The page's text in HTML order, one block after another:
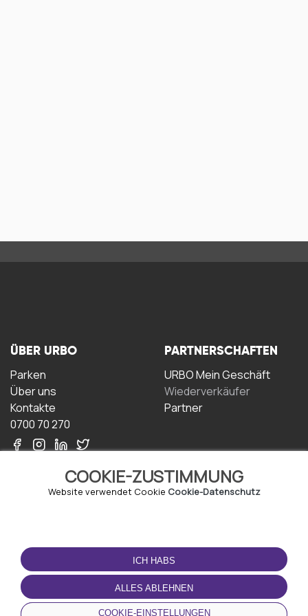
COOKIE-ZUSTIMMUNG
Website verwendet Cookie Cookie-Datenschutz
ICH HABS
ALLES ABLEHNEN
COOKIE-EINSTELLUNGEN
ÜBER URBO
Parken
Über uns
Kontakte
0700 70 270
PARTNERSCHAFTEN
URBO Mein Geschäft
Wiederverkäufer
Partner
NUTZUNGSBEDINGUNGEN
Geschäftsbedingungen
Datenschutz-
Bestimmungen
Cookie-Richtlinie
LADEN SIE DIE APP
HERUNTER